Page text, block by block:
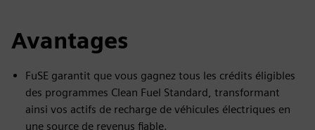
Avantages
FuSE garantit que vous gagnez tous les crédits éligibles
des programmes Clean Fuel Standard, transformant
ainsi vos actifs de recharge de véhicules électriques en
une source de revenus fiable.